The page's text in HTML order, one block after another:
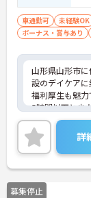
車通勤可 未経験OK
ボーナス・賞与あり
山形県山形市
設のデイケア
福利厚生も魅
5時間以下と少
です。ご興味
ど、さらに詳
相談ください！
詳
募集停止